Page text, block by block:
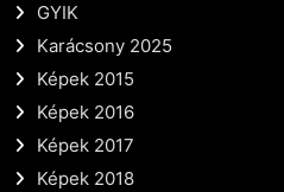
GYIK
Karácsony 2025
Képek 2015
Képek 2016
Képek 2017
Képek 2018